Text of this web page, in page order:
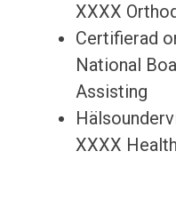
XXXX
Certifierad
National
Assisting
XXXX